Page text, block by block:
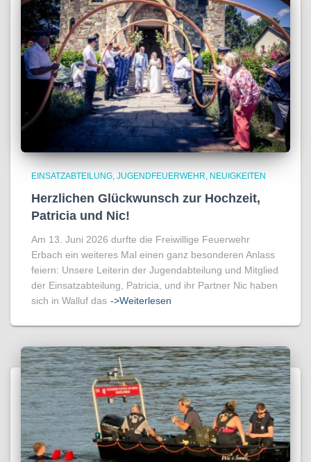
EINSATZABTEILUNG JUGENDFEUERWEHR NEUIGKEITEN
Herzlichen Glückwunsch zur Hochzeit,
Patricia und Nic!
Am 13. Juni 2026 durfte die Freiwillige Feuerwehr
Erbach ein weiteres Mal einen ganz besonderen Anlass
feiern: Unsere Leiterin der Jugendabteilung und Mitglied
der Einsatzabteilung, Patricia, und ihr Partner Nic haben
sich in Walluf das ->Weiterlesen